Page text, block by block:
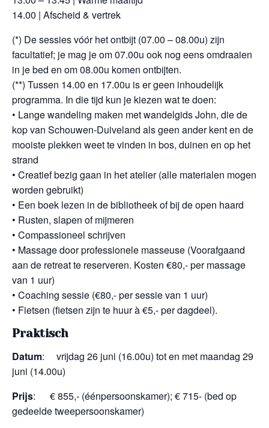
14.00 | Afscheid & vertrek
(*) De sessies vóór het ontbijt (07.00 – 08.00u) zijn
facultatief; je mag je om 07.00u ook nog eens omdraaien
in je bed en om 08.00u komen ontbijten.
(**) Tussen 14.00 en 17.00u is er geen inhoudelijk
programma. In die tijd kun je kiezen wat te doen:
• Lange wandeling maken met wandelgids John, die de
kop van Schouwen-Duiveland als geen ander kent en de
mooiste plekken weet te vinden in bos, duinen en op het
strand
• Creatief bezig gaan in het atelier (alle materialen mogen
worden gebruikt)
• Een boek lezen in de bibliotheek of bij de open haard
• Rusten, slapen of mijmeren
• Compassioneel schrijven
• Massage door professionele masseuse (Voorafgaand
aan de retreat te reserveren. Kosten €80,- per massage
van 1 uur)
• Coaching sessie (€80,- per sessie van 1 uur)
• Fietsen (fietsen zijn te huur à €5,- per dagdeel).
Praktisch
Datum: vrijdag 26 juni (16.00u) tot en met maandag 29
juni (14.00u)
Prijs: € 855,- (éénpersoonskamer); € 715- (bed op
gedeelde tweepersoonskamer)